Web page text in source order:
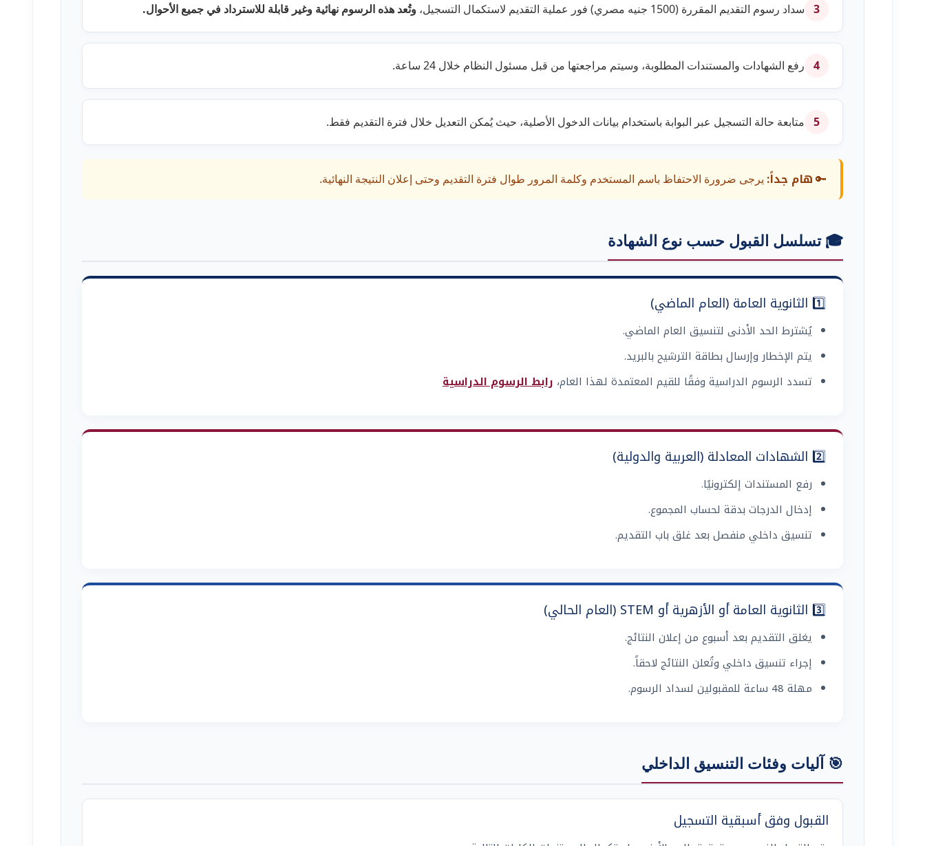
3 سداد رسوم التقديم المقررة (1500 جنيه مصري) فور عملية التقديم لاستكمال التسجيل، وتُعد هذه الرسوم نهائية وغير قابلة للاسترداد في جميع الأحوال.
4 رفع الشهادات والمستندات المطلوبة، وسيتم مراجعتها من قبل مسئول النظام خلال 24 ساعة.
5 متابعة حالة التسجيل عبر البوابة باستخدام بيانات الدخول الأصلية، حيث يُمكن التعديل خلال فترة التقديم فقط.
🔑 هام جداً: يرجى ضرورة الاحتفاظ باسم المستخدم وكلمة المرور طوال فترة التقديم وحتى إعلان النتيجة النهائية.
🎓 تسلسل القبول حسب نوع الشهادة
1️⃣ الثانوية العامة (العام الماضي)
يُشترط الحد الأدنى لتنسيق العام الماضي.
يتم الإخطار وإرسال بطاقة الترشيح بالبريد.
تسدد الرسوم الدراسية وفقًا للقيم المعتمدة لهذا العام، رابط الرسوم الدراسية
2️⃣ الشهادات المعادلة (العربية والدولية)
رفع المستندات إلكترونيًا.
إدخال الدرجات بدقة لحساب المجموع.
تنسيق داخلي منفصل بعد غلق باب التقديم.
3️⃣ الثانوية العامة أو الأزهرية أو STEM (العام الحالي)
يغلق التقديم بعد أسبوع من إعلان النتائج.
إجراء تنسيق داخلي وتُعلن النتائج لاحقاً.
مهلة 48 ساعة للمقبولين لسداد الرسوم.
🎯 آليات وفئات التنسيق الداخلي
القبول وفق أسبقية التسجيل